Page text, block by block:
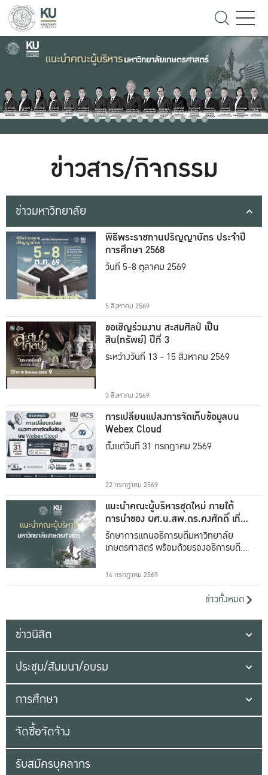
ข่าวสาร/กิจกรรม
ข่าวมหาวิทยาลัย
พิธีพระราชทานปริญญาบัตร ประจำปี
การศึกษา 2568
วันที่ 5-8 ตุลาคม 2569
5 สิงหาคม 2569
ขอเชิญร่วมงาน สะสมศิลป์ เป็น
สิน(ทรัพย์) ปีที่ 3
ระหว่างวันที่ 13 - 15 สิงหาคม 2569
3 สิงหาคม 2569
การเปลี่ยนแปลงการจัดเก็บข้อมูลบน
Webex Cloud
ตั้งแต่วันที่ 31 กรกฎาคม 2569
22 กรกฎาคม 2569
แนะนำคณะผู้บริหารชุดใหม่ ภายใต้
การนำของ ผศ.น.สพ.ดร.คงศักดิ์ เที่ยง
ธรรม
รักษาการแทนอธิการบดีมหาวิทยาลัย
เกษตรศาสตร์ พร้อมด้วยรองอธิการบดีทั้ง
14 กรกฎาคม 2569
ข่าวทั้งหมด
ข่าวนิสิต
ประชุม/สัมมนา/อบรม
การศึกษา
จัดซื้อจัดจ้าง
รับสมัครบุคลากร